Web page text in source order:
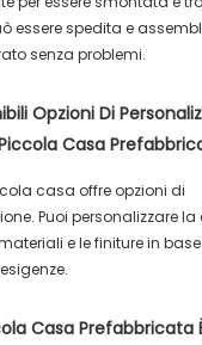
essere spedita e
senza problemi.
Opzioni Di
Casa
casa offre opzioni di
Puoi personalizzare
e le finiture in
Casa Prefabbricata